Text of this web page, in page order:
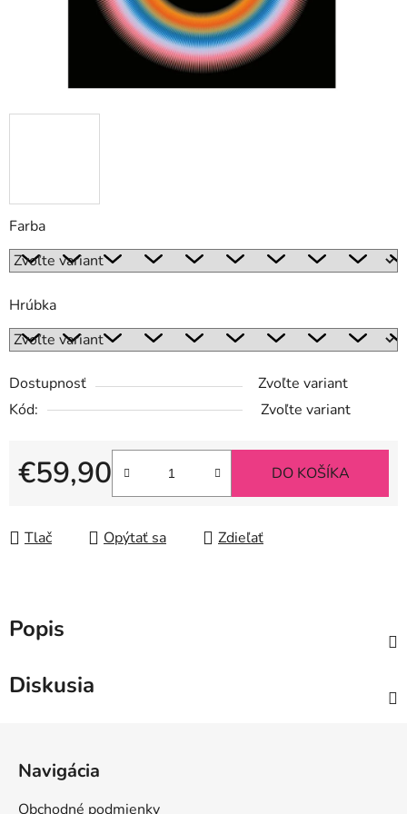
Farba
Hrúbka
Dostupnosť
Zvoľte variant
Kód:
Zvoľte variant
€59,90
Jednotková cena:
DO KOŠÍKA
Tlač Opýtať sa Zdieľať
Popis
Diskusia
Navigácia
Obchodné podmienky